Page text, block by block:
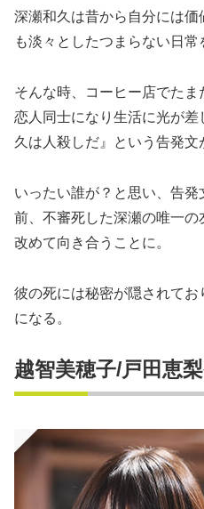
深瀬和久は昔から自分には
も淡々としたつまらない日常
そんな時、コーヒー店でた
恋人同士になり生活に光が
久は人殺しだ』という告発文
いったい誰が？と思い、告
前、不審死した深瀬の唯一
改めて向き合うことに。
彼の死には秘密が隠されて
になる。
越智美穂子/戸田恵